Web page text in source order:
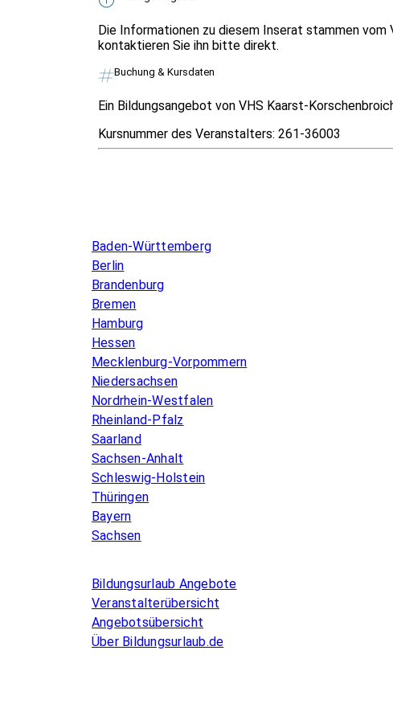
Die Informationen zu diesem Inserat stammen vom
kontaktieren Sie ihn bitte direkt.
Buchung & Kursdaten
Ein Bildungsangebot von VHS Kaarst-
Kursnummer des Veranstalters: 261-36003
Baden-Württemberg
Berlin
Brandenburg
Bremen
Hamburg
Hessen
Mecklenburg-Vorpommern
Niedersachsen
Nordrhein-Westfalen
Rheinland-Pfalz
Saarland
Sachsen-Anhalt
Schleswig-Holstein
Thüringen
Bayern
Sachsen
Bildungsurlaub Angebote
Veranstalterübersicht
Angebotsübersicht
Über Bildungsurlaub.de